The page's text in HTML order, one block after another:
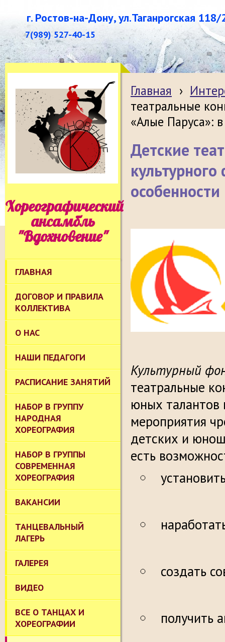
г. Ростов-на-Дону, ул.Таганрогская 118/
7(989) 527-40-15
Хореографический
ансамбль
"Вдохновение"
ГЛАВНАЯ
ДОГОВОР И ПРАВИЛА
КОЛЛЕКТИВА
О НАС
НАШИ ПЕДАГОГИ
РАСПИСАНИЕ ЗАНЯТИЙ
НАБОР В ГРУППУ
НАРОДНАЯ
ХОРЕОГРАФИЯ
НАБОР В ГРУППЫ
СОВРЕМЕННАЯ
ХОРЕОГРАФИЯ
ВАКАНСИИ
ТАНЦЕВАЛЬНЫЙ
ЛАГЕРЬ
ГАЛЕРЕЯ
ВИДЕО
ВСЕ О ТАНЦАХ И
ХОРЕОГРАФИИ
Главная ›
театральные
«Алые Паруса»:
Детские
Культурный
театральные
юных талантов
мероприятия
детских и
есть
создать
получить